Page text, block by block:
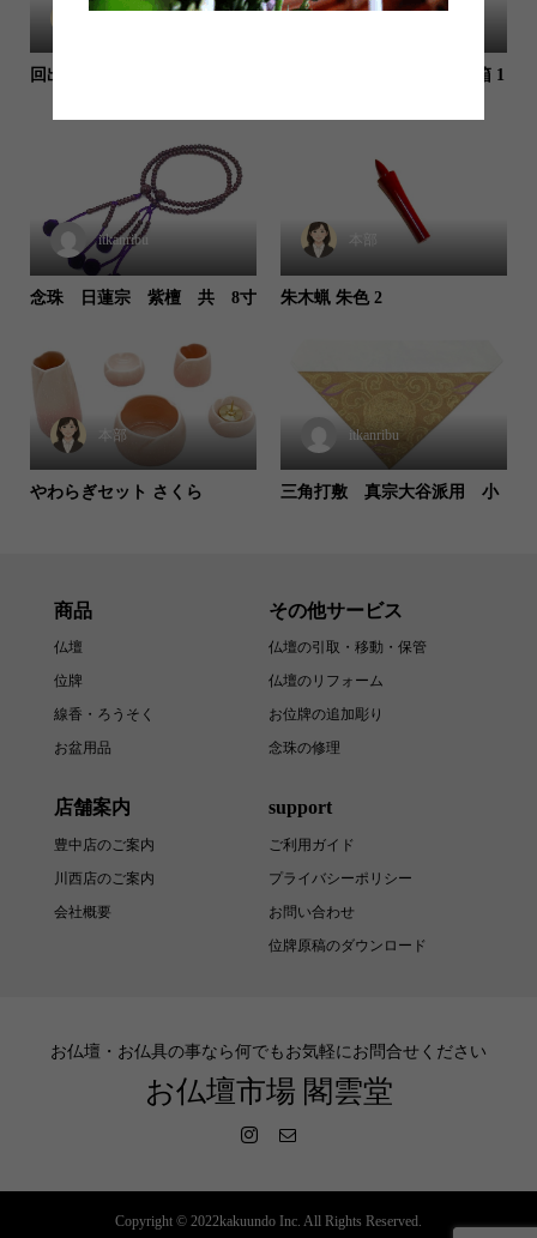
回出位牌 前金二重回出
進物線香 名香 月の花 桐箱 1
itkanribu
念珠 日蓮宗 紫檀 共 8寸
本部
朱木蝋 朱色 2
本部
やわらぎセット さくら
itkanribu
三角打敷 真宗大谷派用 小
商品
仏壇
位牌
線香・ろうそく
お盆用品
その他サービス
仏壇の引取・移動・保管
仏壇のリフォーム
お位牌の追加彫り
念珠の修理
店舗案内
豊中店のご案内
川西店のご案内
会社概要
support
ご利用ガイド
プライバシーポリシー
お問い合わせ
位牌原稿のダウンロード
お仏壇・お仏具の事なら何でもお気軽にお問合せください
お仏壇市場 閣雲堂
Copyright © 2022kakuundo Inc. All Rights Reserved.